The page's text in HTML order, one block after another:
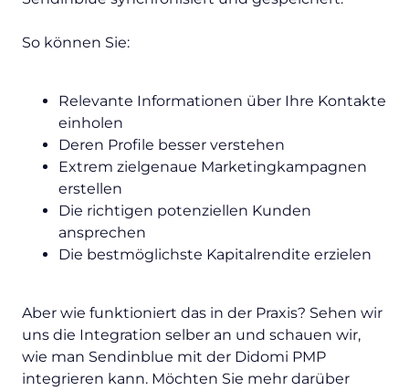
So können Sie:
Relevante Informationen über Ihre Kontakte
einholen
Deren Profile besser verstehen
Extrem zielgenaue Marketingkampagnen
erstellen
Die richtigen potenziellen Kunden
ansprechen
Die bestmöglichste Kapitalrendite erzielen
Aber wie funktioniert das in der Praxis? Sehen wir
uns die Integration selber an und schauen wir,
wie man Sendinblue mit der Didomi PMP
integrieren kann. Möchten Sie mehr darüber